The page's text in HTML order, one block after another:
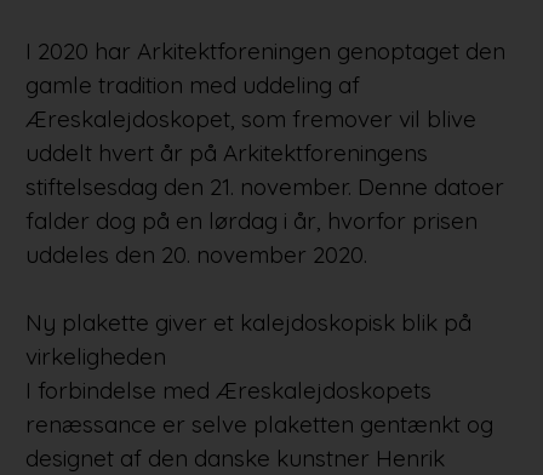
I 2020 har Arkitektforeningen genoptaget den
gamle tradition med uddeling af
Æreskalejdoskopet, som fremover vil blive
uddelt hvert år på Arkitektforeningens
stiftelsesdag den 21. november. Denne datoer
falder dog på en lørdag i år, hvorfor prisen
uddeles den 20. november 2020.
Ny plakette giver et kalejdoskopisk blik på
virkeligheden
I forbindelse med Æreskalejdoskopets
renæssance er selve plaketten gentænkt og
designet af den danske kunstner Henrik